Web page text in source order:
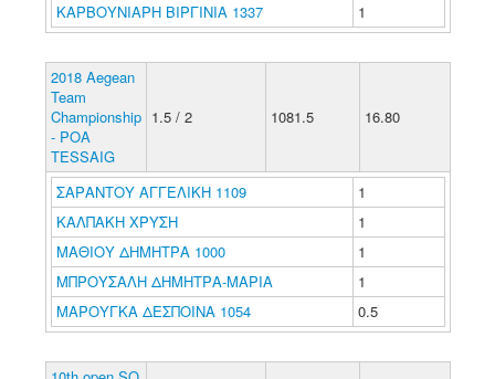
ΚΑΡΒΟΥΝΙΑΡΗ ΒΙΡΓΙΝΙΑ 1337
1
2018 Aegean
Team
Championship
- POA
TESSAIG
1.5 / 2 1081.5 16.80
ΣΑΡΑΝΤΟΥ ΑΓΓΕΛΙΚΗ 1109
1
ΚΑΛΠΑΚΗ ΧΡΥΣΗ
1
ΜΑΘΙΟΥ ΔΗΜΗΤΡΑ 1000
1
ΜΠΡΟΥΣΑΛΗ ΔΗΜΗΤΡΑ-ΜΑΡΙΑ
1
ΜΑΡΟΥΓΚΑ ΔΕΣΠΟΙΝΑ 1054
0.5